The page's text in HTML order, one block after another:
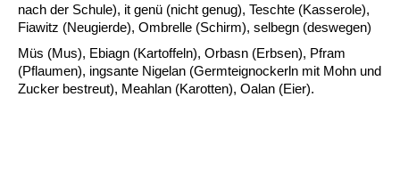
nach der Schule), it genü (nicht genug), Teschte (Kasserole),
Fiawitz (Neugierde), Ombrelle (Schirm), selbegn (deswegen)
Müs (Mus), Ebiagn (Kartoffeln), Orbasn (Erbsen), Pfram
(Pflaumen), ingsante Nigelan (Germteignockerln mit Mohn und
Zucker bestreut), Meahlan (Karotten), Oalan (Eier).